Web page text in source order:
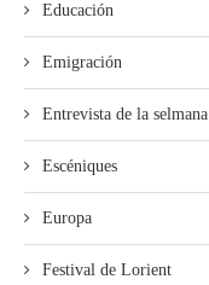
Educación
Emigración
Entrevista de la selmana
Escéniques
Europa
Festival de Lorient